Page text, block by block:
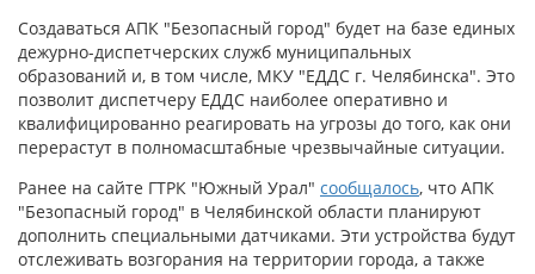
Создаваться АПК "Безопасный город" будет на базе единых
дежурно-диспетчерских служб муниципальных
образований и, в том числе, МКУ "ЕДДС г. Челябинска". Это
позволит диспетчеру ЕДДС наиболее оперативно и
квалифицированно реагировать на угрозы до того, как они
перерастут в полномасштабные чрезвычайные ситуации.
Ранее на сайте ГТРК "Южный Урал" сообщалось, что АПК
"Безопасный город" в Челябинской области планируют
дополнить специальными датчиками. Эти устройства будут
отслеживать возгорания на территории города, а также